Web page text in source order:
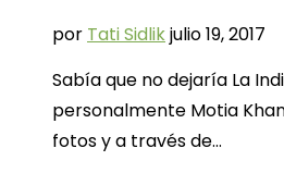
por Tati Sidlikjulio 19, 2017
Sabía que no dejaría La
personalmente Motia
fotos y a través de…